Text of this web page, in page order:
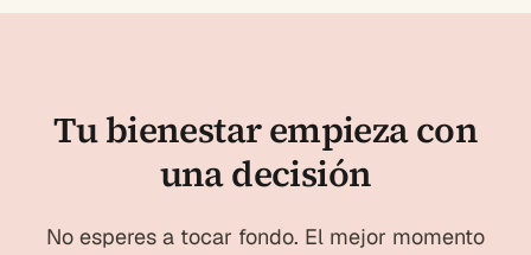
Tu bienestar empieza con
una decisión
No esperes a tocar fondo. El mejor momento